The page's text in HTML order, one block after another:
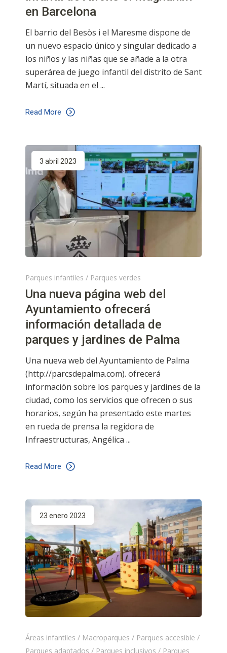
en Barcelona
El barrio del Besòs i el Maresme dispone de
un nuevo espacio único y singular dedicado a
los niños y las niñas que se añade a la otra
superárea de juego infantil del distrito de Sant
Martí, situada en el
Read More
3 abril 2023
Parques infantiles / Parques verdes
Una nueva página web del
Ayuntamiento ofrecerá
información detallada de
parques y jardines de Palma
Una nueva web del Ayuntamiento de Palma
(http://parcsdepalma.com). ofrecerá
información sobre los parques y jardines de la
ciudad, como los servicios que ofrecen o sus
horarios, según ha presentado este martes
en rueda de prensa la regidora de
Infraestructuras, Angélica
Read More
23 enero 2023
Áreas infantiles / Macroparques / Parques accesible /
Parques adaptados / Parques inclusivos / Parques